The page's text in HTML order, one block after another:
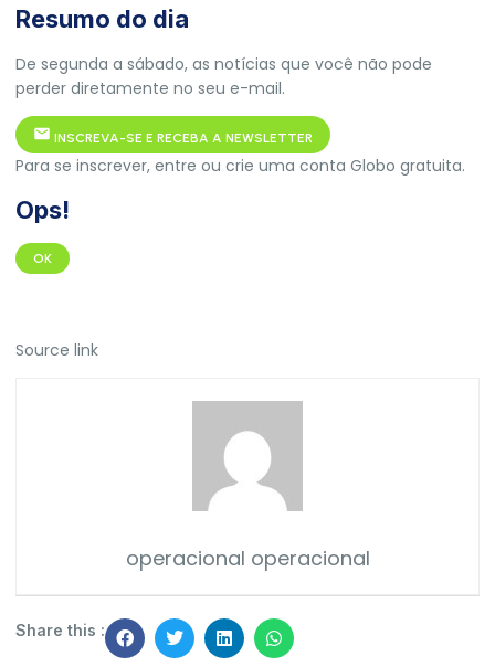
Resumo do dia
De segunda a sábado, as notícias que você não pode
perder diretamente no seu e-mail.
INSCREVA-SE E RECEBA A NEWSLETTER
Para se inscrever, entre ou crie uma conta Globo gratuita.
Ops!
OK
Source link
operacional operacional
Share this :